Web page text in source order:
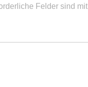
Felder sind mit